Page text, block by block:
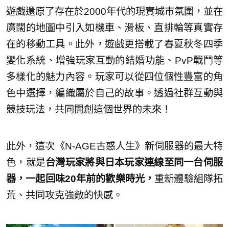
遊戲還原了存在於2000年代的現實城市氛圍，並在
廣闊的地圖中引入如機車、滑板、直排輪等真實存
在的移動工具。此外，遊戲更搭載了春夏秋冬四季
變化系統、增強玩家互動的結婚功能、PvP戰鬥等
多樣化的魅力內容。玩家可以從四位個性豐富的角
色中選擇，編織屬於自己的故事。透過社群互動與
競技玩法，共同開創這個世界的未來！
此外，這次《N-AGE古惑人生》新伺服器的最大特
色，就是台灣玩家將與日本玩家連線至同一台伺服
器，一起回味20年前的歡樂時光， 重新體驗組隊拓
荒、共同攻克強敵的快感。